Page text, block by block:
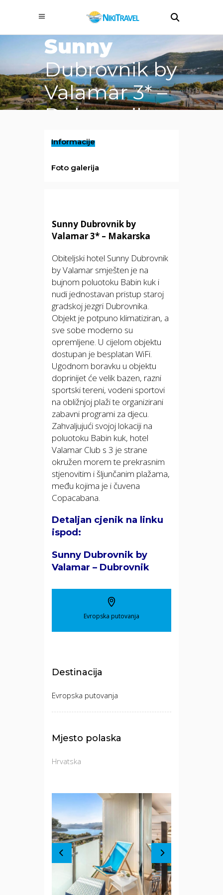
Sunny
Dubrovnik by
Valamar 3* –
Dubrovnik
Informacije
Foto galerija
Sunny Dubrovnik by
Valamar 3* – Makarska
Obiteljski hotel Sunny Dubrovnik
by Valamar smješten je na
bujnom poluotoku Babin kuk i
nudi jednostavan pristup staroj
gradskoj jezgri Dubrovnika.
Objekt je potpuno klimatiziran, a
sve sobe moderno su
opremljene. U cijelom objektu
dostupan je besplatan WiFi.
Ugodnom boravku u objektu
doprinijet će velik bazen, razni
sportski tereni, vodeni sportovi
na obližnjoj plaži te organizirani
zabavni programi za djecu.
Zahvaljujući svojoj lokaciji na
poluotoku Babin kuk, hotel
Valamar Club s 3 je strane
okružen morem te prekrasnim
stjenovitim i šljunčanim plažama,
među kojima je i čuvena
Copacabana.
Detaljan cjenik na linku
ispod:
Sunny Dubrovnik by
Valamar – Dubrovnik
Evropska putovanja
Destinacija
Evropska putovanja
Mjesto polaska
Hrvatska